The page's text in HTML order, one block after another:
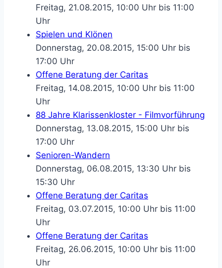
Freitag, 21.08.2015, 10:00 Uhr bis 11:00
Uhr
Spielen und Klönen
Donnerstag, 20.08.2015, 15:00 Uhr bis
17:00 Uhr
Offene Beratung der Caritas
Freitag, 14.08.2015, 10:00 Uhr bis 11:00
Uhr
88 Jahre Klarissenkloster - Filmvorführung
Donnerstag, 13.08.2015, 15:00 Uhr bis
17:00 Uhr
Senioren-Wandern
Donnerstag, 06.08.2015, 13:30 Uhr bis
15:30 Uhr
Offene Beratung der Caritas
Freitag, 03.07.2015, 10:00 Uhr bis 11:00
Uhr
Offene Beratung der Caritas
Freitag, 26.06.2015, 10:00 Uhr bis 11:00
Uhr